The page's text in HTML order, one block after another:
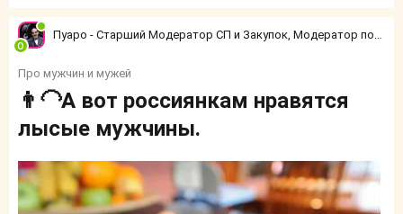
Пуаро - Старший Модератор СП и Закупок, Модератор по конфликтным ситуациям
Про мужчин и мужей
👨‍🦲А вот россиянкам нравятся
лысые мужчины.